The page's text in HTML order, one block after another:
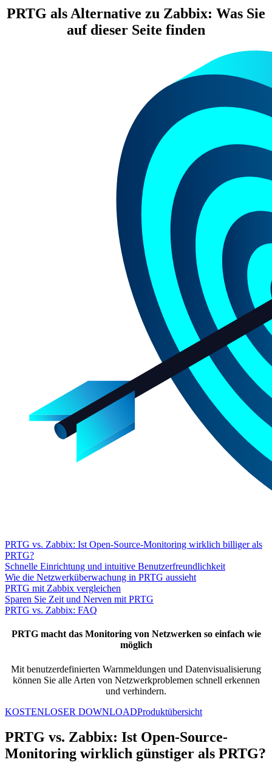
PRTG als Alternative zu Zabbix: Was Sie
auf dieser Seite finden
PRTG vs. Zabbix: Ist Open-Source-Monitoring wirklich billiger als
PRTG?
Schnelle Einrichtung und intuitive Benutzerfreundlichkeit
Wie die Netzwerküberwachung in PRTG aussieht
PRTG mit Zabbix vergleichen
Sparen Sie Zeit und Nerven mit PRTG
PRTG vs. Zabbix: FAQ
PRTG macht das Monitoring von Netzwerken so einfach wie
möglich
Mit benutzerdefinierten Warnmeldungen und Datenvisualisierung
können Sie alle Arten von Netzwerkproblemen schnell erkennen
und verhindern.
KOSTENLOSER DOWNLOADProduktübersicht
PRTG vs. Zabbix: Ist Open-Source-
Monitoring wirklich günstiger als PRTG?